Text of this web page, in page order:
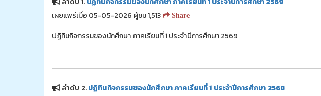
เผยแพร่เมื่อ 05-05-2026 ผู้ชม 1,513
Share
ปฏิทินกิจกรรมของนักศึกษา ภาคเรียนที่ 1 ประจำปีการศึกษา 2569
ลำดับ 2.ปฏิทินกิจกรรมของนักศึกษา ภาคเรียนที่ 1 ประจำปีการศึกษา 2568